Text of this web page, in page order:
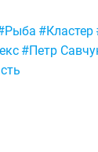
#Кластер
#Петр